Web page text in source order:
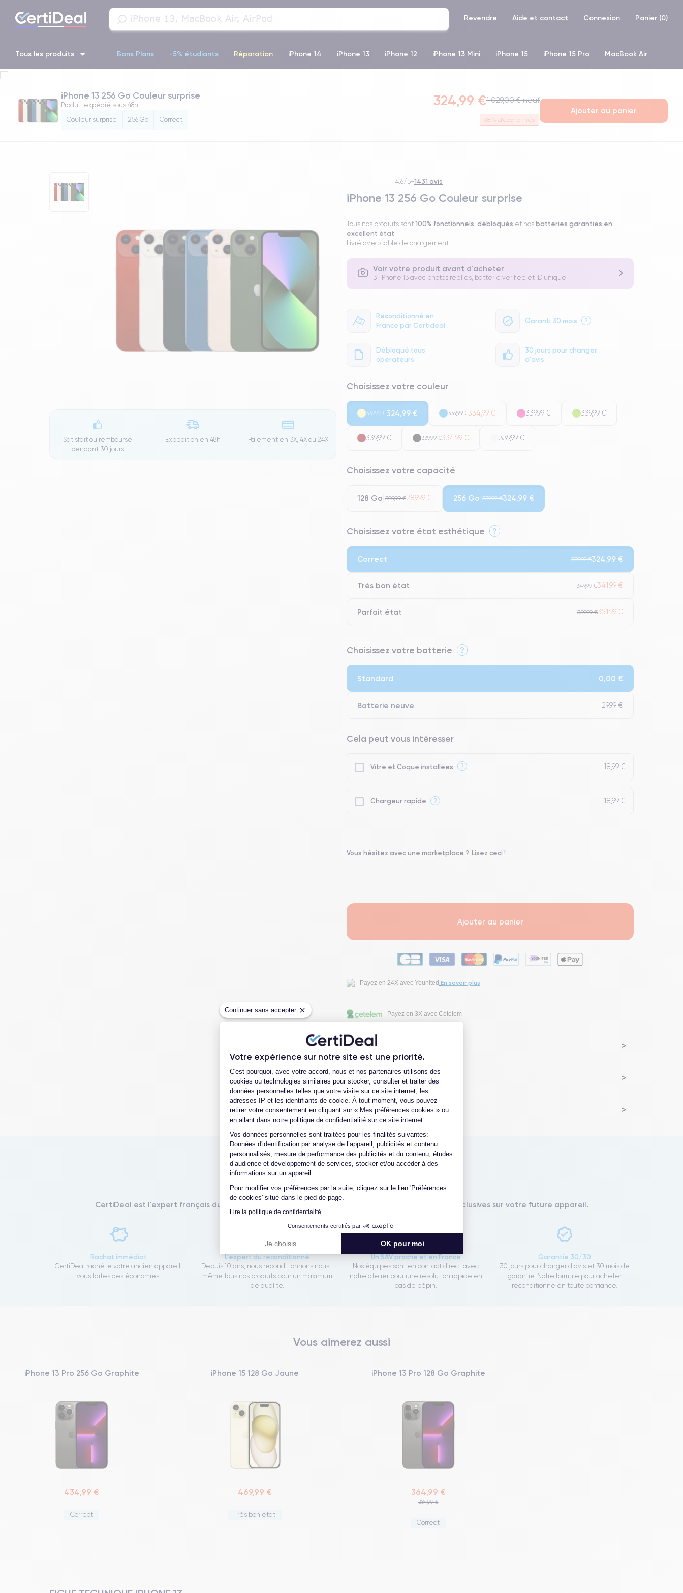
Continuer sans accepter
Votre expérience sur notre site est une priorité.
Plateforme de Gestion du Consentement : Personnalisez vos Options
C'est pourquoi, avec votre accord, nous et nos partenaires utilisons des
cookies ou technologies similaires pour stocker, consulter et traiter des
données personnelles telles que votre visite sur ce site internet, les
adresses IP et les identifiants de cookie. À tout moment, vous pouvez
retirer votre consentement en cliquant sur « Mes préférences cookies » ou
en allant dans notre politique de confidentialité sur ce site internet.
Vos données personnelles sont traitées pour les finalités suivantes:
Données d'identification par analyse de l’appareil, publicités et contenu
personnalisés, mesure de performance des publicités et du contenu, études
d’audience et développement de services, stocker et/ou accéder à des
informations sur un appareil.
Pour modifier vos préférences par la suite, cliquez sur le lien 'Préférences
de cookies' situé dans le pied de page.
Lire la politique de confidentialité
Consentements certifiés par
Je choisis OK pour moi
Axeptio consent
Revendre Aide et contact Connexion Panier (0)
Tous les produits Bons Plans -5% étudiants Réparation iPhone 14 iPhone 13 iPhone 12 iPhone 13 Mini iPhone 15 iPhone 15 Pro MacBook Air
iPhone 11 Pro iPhone 14 pro
iPhone 13 256 Go Couleur surprise
Produit expédié sous 48h
Couleur surprise
256 Go Correct
324,99 €1 029,00 € neuf
68 % d'économies
Ajouter au panier
Satisfait ou remboursé
pendant 30 jours
Expedition en 48h Paiement en 3X, 4X ou 24X
4.6/5-1431 avis
iPhone 13 256 Go Couleur surprise
Tous nos produits sont 100% fonctionnels débloqués et nos batteries garanties en
excellent état
Livré avec cable de chargement.
Voir votre produit avant d'acheter
31 iPhone 13 avec photos réelles, batterie vérifiée et ID unique
Reconditionné en
France par Certideal
Garanti 30 mois ?
Débloqué tous
opérateurs
30 jours pour changer
d'avis
Choisissez votre couleur
339,99 €324,99 € 339,99 €334,99 € 339,99 € 339,99 €
339,99 € 339,99 €334,99 € 339,99 €
Choisissez votre capacité
128 Go 309,99 €289,99 € 256 Go 339,99 €324,99 €
Choisissez votre état esthétique ?
Correct 339,99 €324,99 €
Très bon état 349,99 €341,99 €
Parfait état 359,99 €351,99 €
⭐ Premium
Choisissez votre batterie ?
Standard 0,00 €
Batterie neuve 29,99 €
Cela peut vous intéresser
Vitre et Coque installées ? 18,99 €
Chargeur rapide ? 18,99 €
Vous hésitez avec une marketplace ? Lisez ceci !
Ajouter au panier
Payez en 24X avec Younited En savoir plus
Payez en 3X avec Cetelem
Fiche Technique
Avis clients
Questions fréquentes
Les garanties CertiDeal
CertiDeal est l'expert français du reconditionné. En achetant ici, vous bénéficiez de garanties exclusives sur votre future appareil.
Rachat immédiat
CertiDeal rachète votre ancien appareil,
vous faites des économies.
L'expert du reconditionné
Depuis 10 ans, nous reconditionnons nous-
même tous nos produits pour un maximum
de qualité.
Un SAV proche et en France
Nos équipes sont en contact direct avec
notre atelier pour une résolution rapide en
cas de pépin.
Garantie 30/30
30 jours pour changer d'avis et 30 mois de
garantie. Notre formule pour acheter
reconditionné en toute confiance.
Vous aimerez aussi
iPhone 13 Pro 256 Go Graphite
434,99 €
Correct
iPhone 15 128 Go Jaune
469,99 €
Très bon état
iPhone 13 Pro 128 Go Graphite
364,99 €
384,99 €
Correct